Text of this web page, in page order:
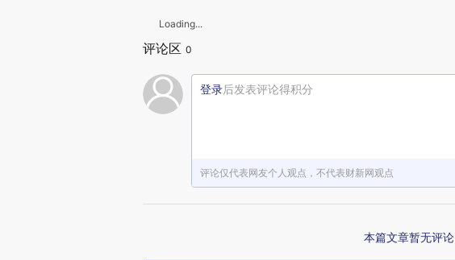
Loading...
评论区 0
登录后发表评论得积分
评论仅代表网友个人观点，不代表财新网观点
本篇文章暂无评论